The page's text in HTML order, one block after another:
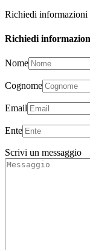
Richiedi informazioni
Richiedi
Nome
Cognome
Email
Ente
Scrivi un messaggio